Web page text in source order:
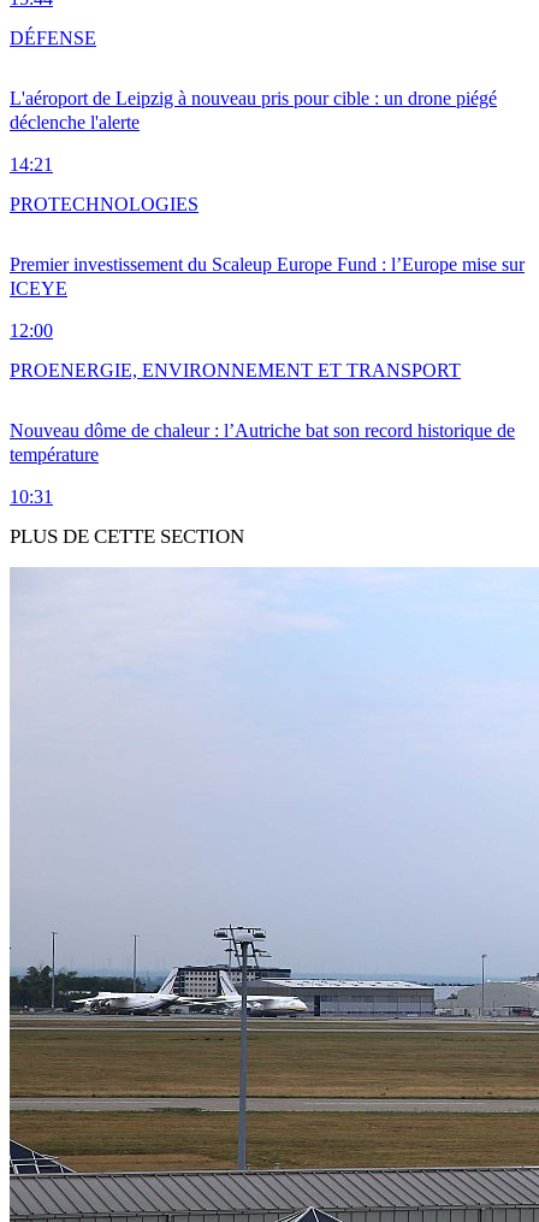
L'aéroport de Leipzig à nouveau pris pour cible : un drone piégé
déclenche l'alerte
14:21
DÉFENSE
Premier investissement du Scaleup Europe Fund : l’Europe mise sur
ICEYE
12:00
PROTECHNOLOGIES
Nouveau dôme de chaleur : l’Autriche bat son record historique de
température
10:31
PROENERGIE, ENVIRONNEMENT ET TRANSPORT
PLUS DE CETTE SECTION